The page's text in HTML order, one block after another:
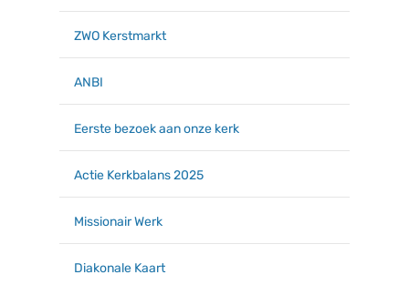
ZWO Kerstmarkt
ANBI
Eerste bezoek aan onze kerk
Actie Kerkbalans 2025
Missionair Werk
Diakonale Kaart